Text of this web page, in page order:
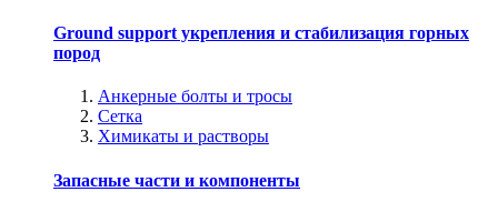
Ground support укрепления и стабилизация горных
пород
Анкерные болты и тросы
Сетка
Химикаты и растворы
Запасные части и компоненты